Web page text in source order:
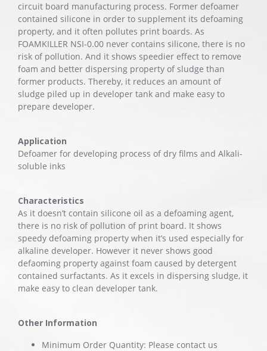
circuit board manufacturing process. Former defoamer
contained silicone in order to supplement its defoaming
property, and it often pollutes print boards. As
FOAMKILLER NSI-0.00 never contains silicone, there is no
risk of pollution. And it shows speedier effect to remove
foam and better dispersing property of sludge than
former products. Thereby, it reduces an amount of
sludge piled up in developer tank and make easy to
prepare developer.
Application
Defoamer for developing process of dry films and Alkali-
soluble inks
Characteristics
As it doesn’t contain silicone oil as a defoaming agent,
there is no risk of pollution of print board. It shows
speedy defoaming property when it’s used especially for
alkaline developer. However it never shows good
defaoming property against foam caused by detergent
contained surfactants. As it excels in dispersing sludge, it
make easy to clean developer tank.
Other Information
Minimum Order Quantity: Please contact us